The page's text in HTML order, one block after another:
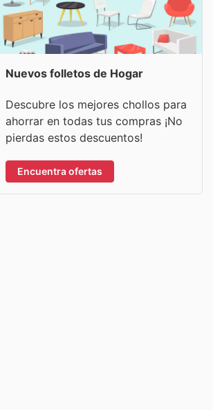
Nuevos folletos de Hogar
Descubre los mejores chollos para
ahorrar en todas tus compras ¡No
pierdas estos descuentos!
Encuentra ofertas